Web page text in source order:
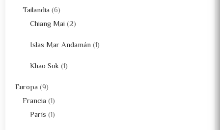
Tailandia (6)
Chiang Mai (2)
Islas Mar Andamán (1)
Khao Sok(1)
Europa (9)
Francia (1)
París (1)